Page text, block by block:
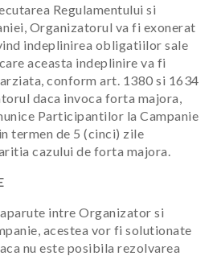
Regulamentului si
Organizatorul va fi exonerat
indeplinirea obligatiilor sale
aceasta indeplinire va fi
conform art. 1380 si 1634
daca invoca forta majora,
Participantilor la Campanie
termen de 5 (cinci) zile
cazului de forta majora.
intre Organizator si
acestea vor fi solutionate
nu este posibila rezolvarea